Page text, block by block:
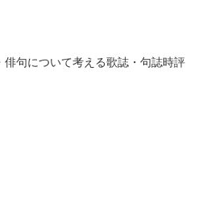
俳句について考える歌誌・句誌時評